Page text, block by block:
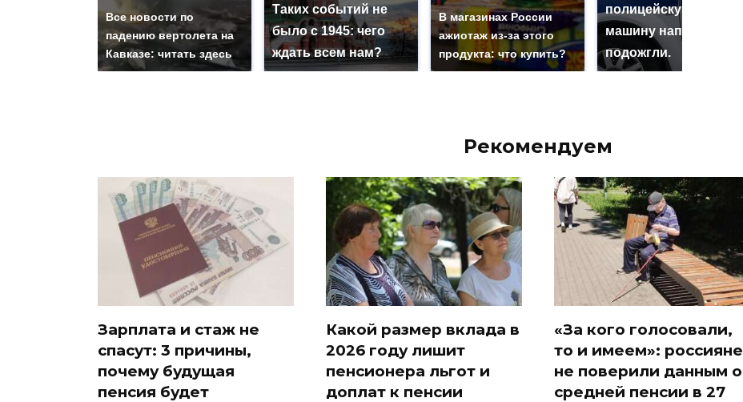
Все новости по
падению вертолета на
Кавказе: читать здесь
Таких событий не
было с 1945: чего
ждать всем нам?
В магазинах России
ажиотаж из-за этого
продукта: что купить?
полицейскую
машину напали и
подожгли.
Рекомендуем
Зарплата и стаж не
спасут: 3 причины,
почему будущая
пенсия будет
Какой размер вклада в
2026 году лишит
пенсионера льгот и
доплат к пенсии
«За кого голосовали,
то и имеем»: россияне
не поверили данным о
средней пенсии в 27